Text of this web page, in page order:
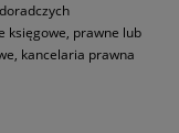
księgowe, prawne lub
kancelaria prawna